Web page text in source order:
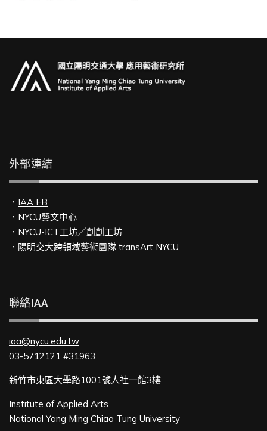
外部連結
． IAA FB
． NYCU藝文中心
． NYCU-ICT工坊／創創工坊
． 陽明交大跨領域藝術團隊 transArt NYCU
聯絡IAA
iaa@nycu.edu.tw
03-5712121 #31963
新竹市東區大學路1001號人社一館3樓
Institute of Applied Arts
National Yang Ming Chiao Tung University